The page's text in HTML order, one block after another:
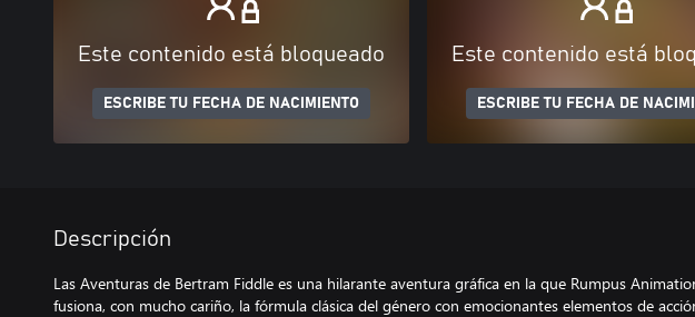
Este contenido está bloqueado
ESCRIBE TU FECHA DE NACIMIENTO
Este contenido está
ESCRIBE TU FECHA DE
Descripción
Las Aventuras de Bertram Fiddle es una hilarante aventura gráfica en la que Rumpus
fusiona, con mucho cariño, la fórmula clásica del género con emocionantes elementos de